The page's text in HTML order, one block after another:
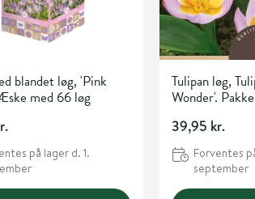
blandet løg, 'Pink
med 66 løg
på lager d. 1.
Tulipan løg,
Wonder'.
39,95 kr.
Forventes
september